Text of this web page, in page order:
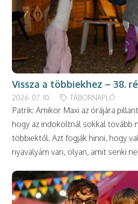
Vissza a többiekhez – 38.
2026. 07. 10. TÁBORNAPLÓ
Patrik: Amikor Maxi az órájára
hogy az indokoltnál sokkal tovább
többiektől. Azt fogják hinni, hogy
nyavalyám van, olyan, amit senki